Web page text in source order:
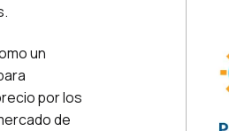
un
por los
de